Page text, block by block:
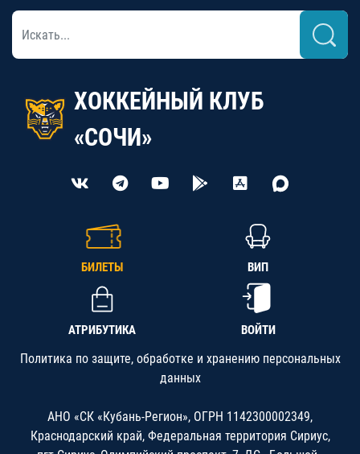
ХОККЕЙНЫЙ КЛУБ
«СОЧИ»
БИЛЕТЫ ВИП
АТРИБУТИКА ВОЙТИ
Политика по защите, обработке и хранению персональных
данных
АНО «СК «Кубань-Регион», ОГРН 1142300002349,
Краснодарский край, Федеральная территория Сириус,